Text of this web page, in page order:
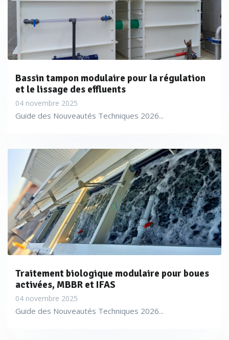
Bassin tampon modulaire pour la régulation
et le lissage des effluents
04 novembre 2025
Guide des Nouveautés Techniques 2026...
Traitement biologique modulaire pour boues
activées, MBBR et IFAS
04 novembre 2025
Guide des Nouveautés Techniques 2026...